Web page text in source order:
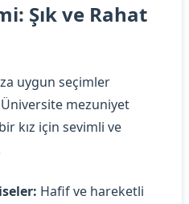
Şık ve Rahat
uygun seçimler
mezuniyet
kız için sevimli ve
Hafif ve hareketli